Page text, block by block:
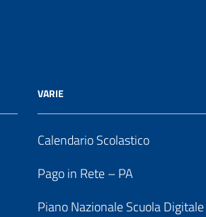
VARIE
Calendario Scolastico
Pago in Rete – PA
Piano Nazionale Scuola Digitale